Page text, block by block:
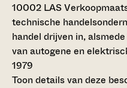
10002 LAS
technische
handel drijven in,
van autogene en
1979
Toon details van deze